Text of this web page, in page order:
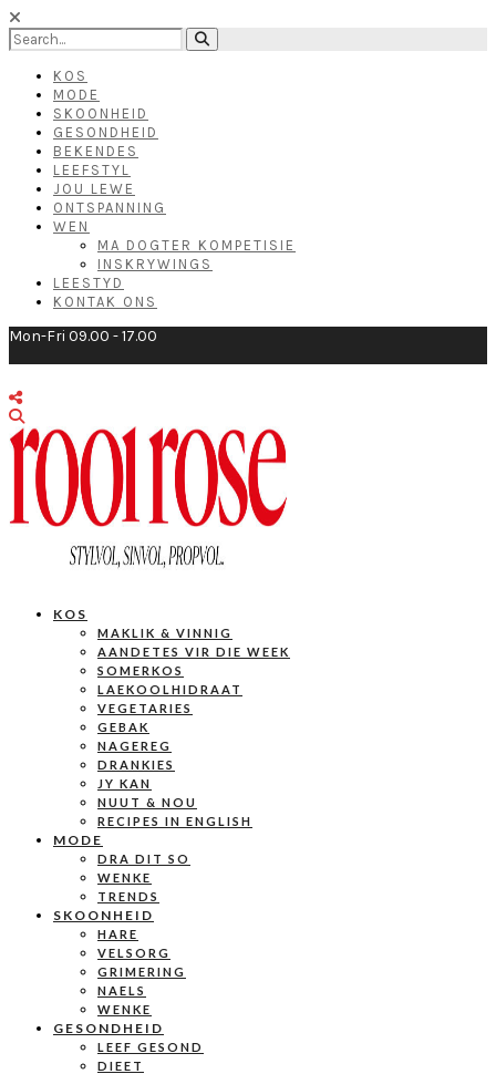
KOS
MODE
SKOONHEID
GESONDHEID
BEKENDES
LEEFSTYL
JOU LEWE
ONTSPANNING
WEN
MA DOGTER KOMPETISIE
INSKRYWINGS
LEESTYD
KONTAK ONS
Mon-Fri 09.00 - 17.00
KOS
MAKLIK & VINNIG
AANDETES VIR DIE WEEK
SOMERKOS
LAEKOOLHIDRAAT
VEGETARIES
GEBAK
NAGEREG
DRANKIES
JY KAN
NUUT & NOU
RECIPES IN ENGLISH
MODE
DRA DIT SO
WENKE
TRENDS
SKOONHEID
HARE
VELSORG
GRIMERING
NAELS
WENKE
GESONDHEID
LEEF GESOND
DIEET